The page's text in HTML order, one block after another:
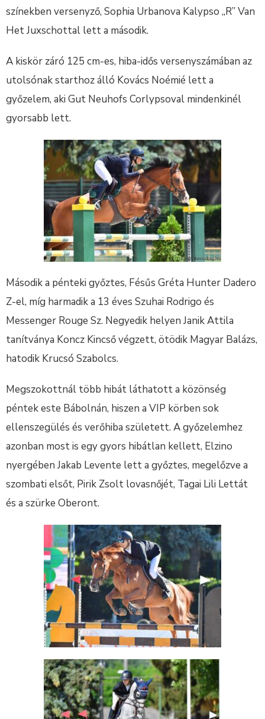
színekben versenyző, Sophia Urbanova Kalypso „R” Van
Het Juxschottal lett a második.
A kiskör záró 125 cm-es, hiba-idős versenyszámában az
utolsónak starthoz álló Kovács Noémié lett a
győzelem, aki Gut Neuhofs Corlypsoval mindenkinél
gyorsabb lett.
Második a pénteki győztes, Fésűs Gréta Hunter Dadero
Z-el, míg harmadik a 13 éves Szuhai Rodrigo és
Messenger Rouge Sz. Negyedik helyen Janik Attila
tanítványa Koncz Kincső végzett, ötödik Magyar Balázs,
hatodik Krucsó Szabolcs.
Megszokottnál több hibát láthatott a közönség
péntek este Bábolnán, hiszen a VIP körben sok
ellenszegülés és verőhiba született. A győzelemhez
azonban most is egy gyors hibátlan kellett, Elzino
nyergében Jakab Levente lett a győztes, megelőzve a
szombati elsőt, Pirik Zsolt lovasnőjét, Tagai Lili Lettát
és a szürke Oberont.